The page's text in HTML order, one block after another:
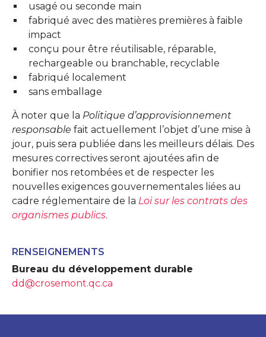
usagé ou seconde main
fabriqué avec des matières premières à faible
impact
conçu pour être réutilisable, réparable,
rechargeable ou branchable, recyclable
fabriqué localement
sans emballage
À noter que la Politique d’approvisionnement
responsable fait actuellement l’objet d’une mise à
jour, puis sera publiée dans les meilleurs délais. Des
mesures correctives seront ajoutées afin de
bonifier nos retombées et de respecter les
nouvelles exigences gouvernementales liées au
cadre réglementaire de la Loi sur les contrats des
organismes publics.
RENSEIGNEMENTS
Bureau du développement durable
dd@crosemont.qc.ca